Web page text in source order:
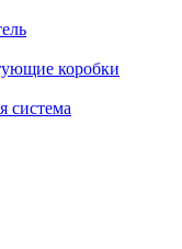
коробки
система